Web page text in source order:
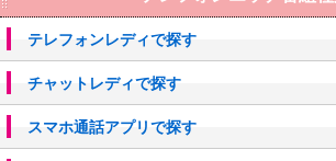
テレフォンレディで探す
チャットレディで探す
スマホ通話アプリで探す